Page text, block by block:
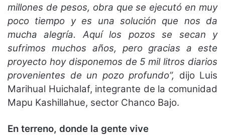
millones de pesos, obra que se ejecutó en muy
poco tiempo y es una solución que nos da
mucha alegría. Aquí los pozos se secan y
sufrimos muchos años, pero gracias a este
proyecto hoy disponemos de 5 mil litros diarios
provenientes de un pozo profundo”, dijo Luis
Marihual Huichalaf, integrante de la comunidad
Mapu Kashillahue, sector Chanco Bajo.
En terreno, donde la gente vive